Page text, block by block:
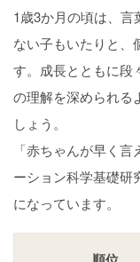
1歳3か月の頃は、
ない子もいたりと、
す。成長とともに段
の理解を深められる
しょう。
「赤ちゃんが早く
ーション科学基礎研
になっています。